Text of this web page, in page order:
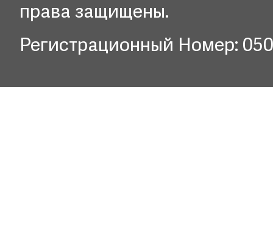
права защищены.
Регистрационный Номер: